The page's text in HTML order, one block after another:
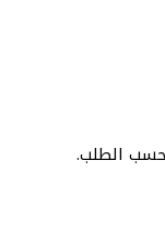
حسب الطلب.